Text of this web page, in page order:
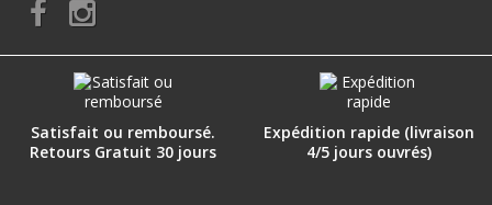
Satisfait ou remboursé.
Retours Gratuit 30 jours
Expédition rapide (livraison
4/5 jours ouvrés)